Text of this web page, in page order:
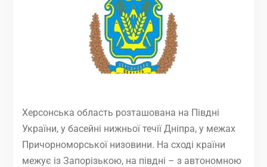
Херсонська область розташована на Півдні
України, у басейні нижньої течії Дніпра, у межах
Причорноморської низовини. На сході країни
межує із Запорізькою, на півдні – з автономною